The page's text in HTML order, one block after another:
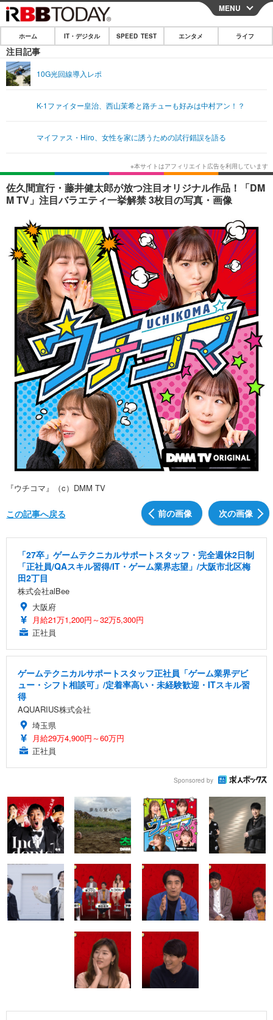
CLOSE
ホーム
IT・デジタル
ショッピング その他
エンタメTOP 映画・ドラマ
韓国・芸能
音楽 スポーツ
ショッピング その他
ライフTOP グルメ
ペット ショッピング
リリース一覧
プッシュ通知の停止方法
MENU
ホーム IT・デジタル SPEED TEST エンタメ ライフ
注目記事
10G光回線導入レポ
K-1ファイター皇治、西山茉希と路チューも好みは中村アン！？
マイファス・Hiro、女性を家に誘うための試行錯誤を語る
佐久間宣行・藤井健太郎が放つ注目オリジナル作品！「DM
M TV」注目バラエティ一挙解禁 3枚目の写真・画像
『ウチコマ』（c）DMM TV
前の画像 次の画像
この記事へ戻る
「27卒」ゲームテクニカルサポートスタッフ・完全週休2日制
「正社員/QAスキル習得/IT・ゲーム業界志望」/大阪市北区梅
田2丁目
株式会社alBee
大阪府
月給21万1,200円～32万5,300円
正社員
ゲームテクニカルサポートスタッフ正社員「ゲーム業界デビ
ュー・シフト相談可」/定着率高い・未経験歓迎・ITスキル習
得
AQUARIUS株式会社
埼玉県
月給29万4,900円～60万円
正社員
Sponsored by